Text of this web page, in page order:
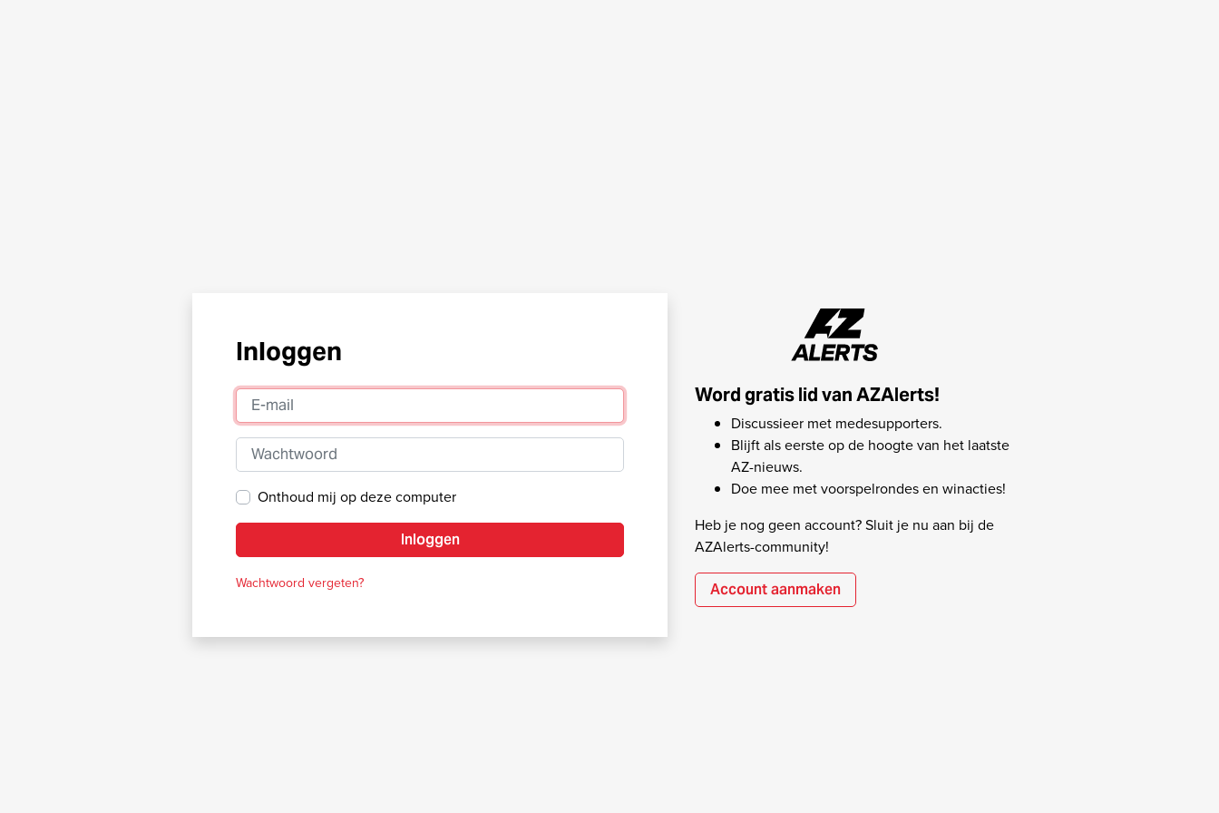
Inloggen
E-mail
Wachtwoord
Onthoud mij op deze computer
Inloggen
Wachtwoord vergeten?
Word gratis lid van AZAlerts!
Discussieer met medesupporters.
Blijft als eerste op de hoogte van het laatste
AZ-nieuws.
Doe mee met voorspelrondes en winacties!
Heb je nog geen account? Sluit je nu aan bij de
AZAlerts-community!
Account aanmaken